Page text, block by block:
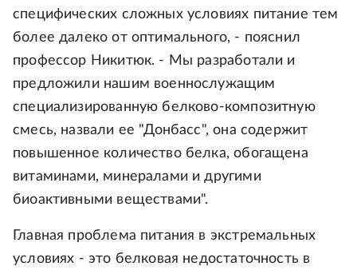
специфических сложных условиях питание тем
более далеко от оптимального, - пояснил
профессор Никитюк. - Мы разработали и
предложили нашим военнослужащим
специализированную белково-композитную
смесь, назвали ее "Донбасс", она содержит
повышенное количество белка, обогащена
витаминами, минералами и другими
биоактивными веществами".
Главная проблема питания в экстремальных
условиях - это белковая недостаточность в